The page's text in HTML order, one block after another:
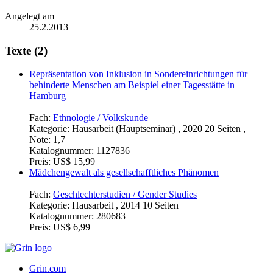
Angelegt am
25.2.2013
Texte (2)
Repräsentation von Inklusion in Sondereinrichtungen für
behinderte Menschen am Beispiel einer Tagesstätte in
Hamburg
Fach: Ethnologie / Volkskunde
Kategorie: Hausarbeit (Hauptseminar) , 2020 20 Seiten ,
Note: 1,7
Katalognummer: 1127836
Preis: US$ 15,99
Mädchengewalt als gesellschafftliches Phänomen
Fach: Geschlechterstudien / Gender Studies
Kategorie: Hausarbeit , 2014 10 Seiten
Katalognummer: 280683
Preis: US$ 6,99
Grin.com